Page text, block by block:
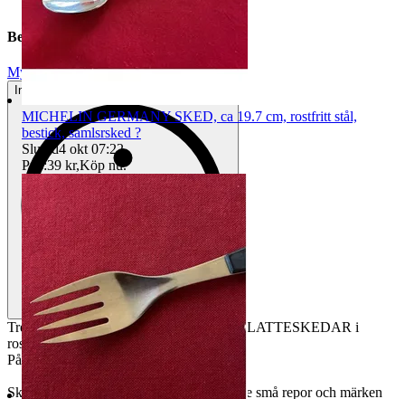
Beskrivning
Mycket gott skick
Inga eller minimala tecken på användning
Tre stycken långa kaffeskedar / teskedar - LATTESKEDAR i
rostfritt stål - Längd ca 15.8 cm.
Påminner lite om MAYA skedar.
Skick: Fint bruksskick med förekommande små repor och märken
MICHELIN GERMANY SKED, ca 19.7 cm, rostfritt stål,
bestick, samlsrsked ?
Sluttid4 okt 07:22.
Pris:39 kr,Köp nu.